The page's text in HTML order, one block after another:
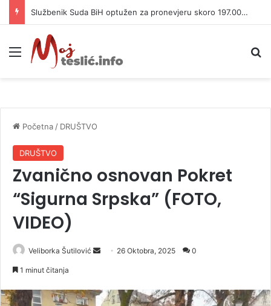
Sara Mikača igra tenis života i nema namjeru da stane
Meni
Početna / DRUŠTVO
DRUŠTVO
Zvanično osnovan Pokret
“Sigurna Srpska” (FOTO,
VIDEO)
Veliborka Šutilović
d
26 Oktobra, 2025 0
1 minut čitanja